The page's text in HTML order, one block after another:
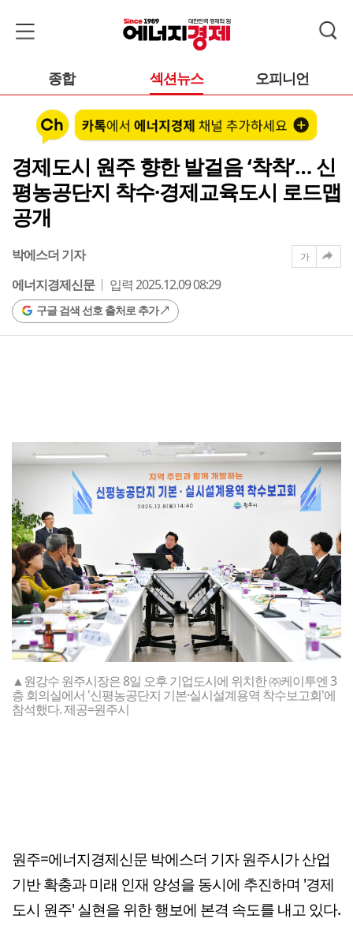
종합 섹션뉴스 오피니언
경제도시 원주 향한 발걸음 ‘착착’… 신
평농공단지 착수·경제교육도시 로드맵
공개
박에스더 기자
에너지경제신문
입력 2025.12.09 08:29
구글 검색 선호 출처로 추가
가
▲원강수 원주시장은 8일 오후 기업도시에 위치한 ㈜케이투엔 3
층 회의실에서 '신평농공단지 기본·실시설계용역 착수보고회'에
참석했다. 제공=원주시
원주=에너지경제신문 박에스더 기자 원주시가 산업
기반 확충과 미래 인재 양성을 동시에 추진하며 '경제
도시 원주' 실현을 위한 행보에 본격 속도를 내고 있다.